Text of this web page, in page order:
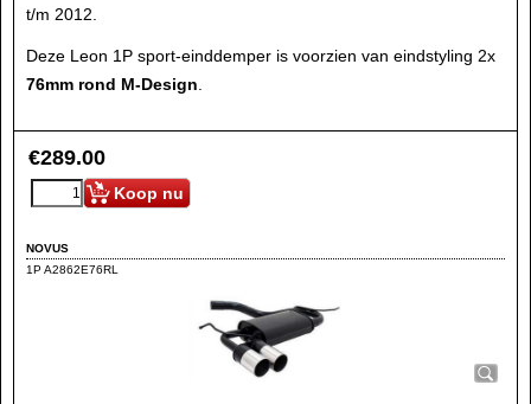
t/m 2012.
Deze Leon 1P sport-einddemper is voorzien van eindstyling 2x
76mm rond M-Design
€289.00
Koop nu
NOVUS
1P A2862E76RL